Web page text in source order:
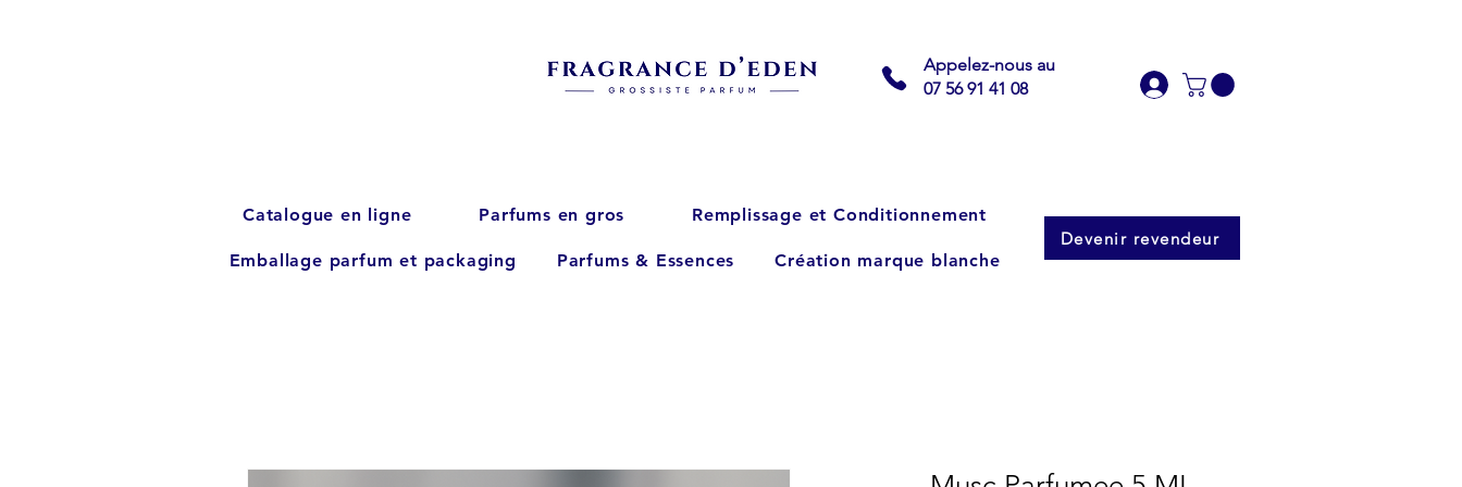
Appelez-nous au
07 56 91 41 08
Catalogue en ligne Parfums en gros Remplissage et Conditionnement
Emballage parfum et packaging Parfums & Essences Création marque blanche
Devenir revendeur